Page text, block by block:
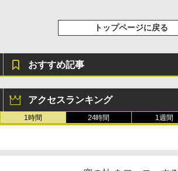
トップページに戻る
おすすめ記事
アクセスランキング
1時間 24時間 1週間